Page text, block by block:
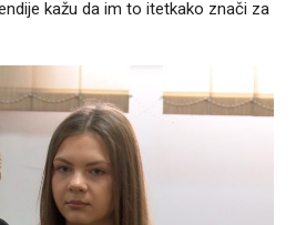
kažu da im to itetkako znači za